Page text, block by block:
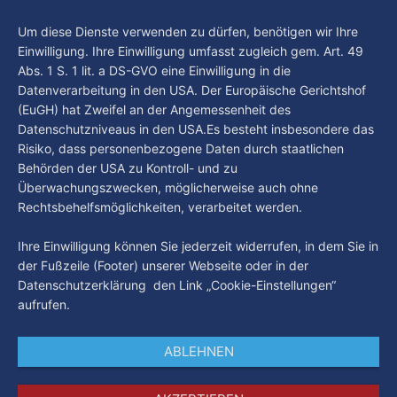
By Luca Kimmel 6. Aug. 2026
Um diese Dienste verwenden zu dürfen, benötigen wir Ihre
Einwilligung. Ihre Einwilligung umfasst zugleich gem. Art. 49
Abs. 1 S. 1 lit. a DS-GVO eine Einwilligung in die
Datenverarbeitung in den USA. Der Europäische Gerichtshof
(EuGH) hat Zweifel an der Angemessenheit des
Datenschutzniveaus in den USA.Es besteht insbesondere das
Risiko, dass personenbezogene Daten durch staatlichen
Behörden der USA zu Kontroll- und zu
Überwachungszwecken, möglicherweise auch ohne
Rechtsbehelfsmöglichkeiten, verarbeitet werden.
Ihre Einwilligung können Sie jederzeit widerrufen, in dem Sie in
der Fußzeile (Footer) unserer Webseite oder in der
Datenschutzerklärung den Link „Cookie-Einstellungen“
aufrufen.
ABLEHNEN